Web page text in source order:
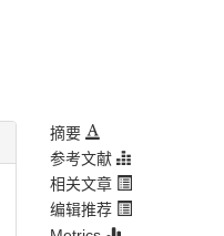
摘要
参考文献
相关文章
编辑推荐